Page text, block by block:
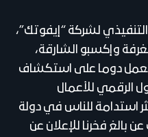
لشركة “إيفوتك”،
وإكسبو الشارقة،
دوما على استكشاف
الرقمي للأعمال
استدامة للناس في دولة
بالغ فخرنا للإعلان عن